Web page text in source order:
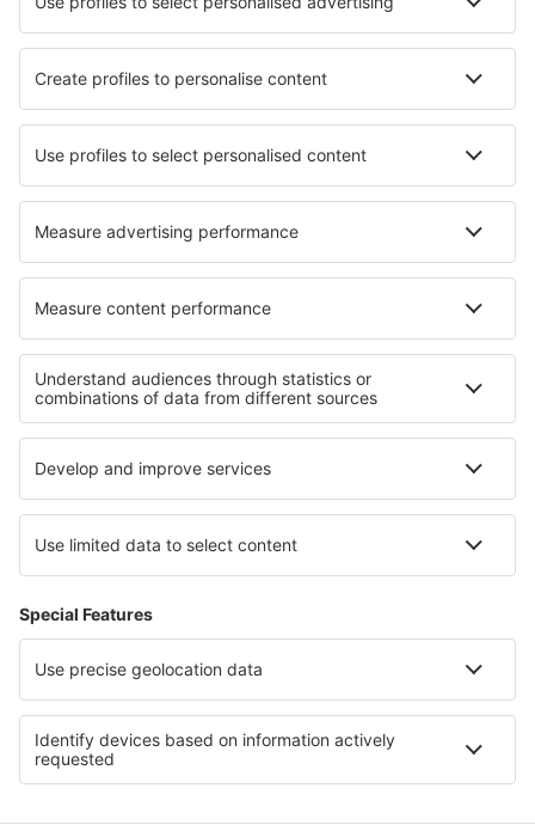
Unterkunft in Armeau Unterkunft in Dorking
Unterkunft in Valga Unterkunft in Asnières-sur-Oise
Unterkunft in La Phu Unterkunft in Irschen
Die besten Unterkünfte - Regionen
Unterkunft in Chios Unterkunft auf Korfu
Unterkunft in East Macedonia and Thrace Unterkunft in Ios
Unterkunft auf Mykonos Unterkunft in Dolomites
Unterkunft in Guerrero Unterkunft in Gesenke
Unterkunft an der Amalfiküste Unterkunft in Normandie